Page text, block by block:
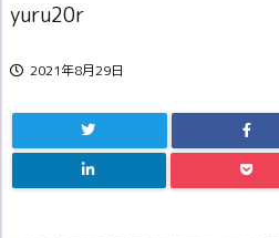
yuru20r
2021年8月29日